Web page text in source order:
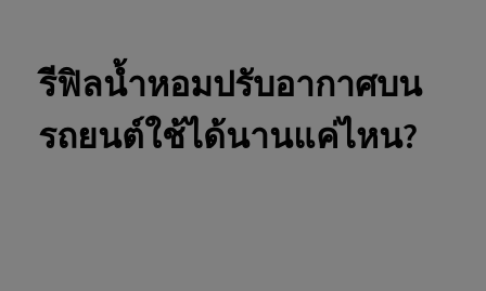
รีฟิลน้ำหอมปรับอากาศบน
รถยนต์ใช้ได้นานแค่ไหน?